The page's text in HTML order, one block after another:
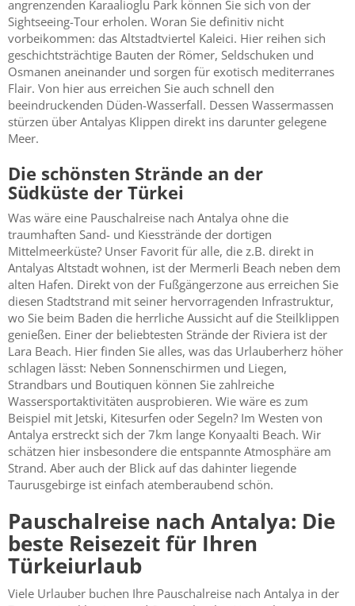
angrenzenden Karaalioglu Park können Sie sich von der
Sightseeing-Tour erholen. Woran Sie definitiv nicht
vorbeikommen: das Altstadtviertel Kaleici. Hier reihen sich
geschichtsträchtige Bauten der Römer, Seldschuken und
Osmanen aneinander und sorgen für exotisch mediterranes
Flair. Von hier aus erreichen Sie auch schnell den
beeindruckenden Düden-Wasserfall. Dessen Wassermassen
stürzen über Antalyas Klippen direkt ins darunter gelegene
Meer.
Die schönsten Strände an der
Südküste der Türkei
Was wäre eine Pauschalreise nach Antalya ohne die
traumhaften Sand- und Kiesstrände der dortigen
Mittelmeerküste? Unser Favorit für alle, die z.B. direkt in
Antalyas Altstadt wohnen, ist der Mermerli Beach neben dem
alten Hafen. Direkt von der Fußgängerzone aus erreichen Sie
diesen Stadtstrand mit seiner hervorragenden Infrastruktur,
wo Sie beim Baden die herrliche Aussicht auf die Steilklippen
genießen. Einer der beliebtesten Strände der Riviera ist der
Lara Beach. Hier finden Sie alles, was das Urlauberherz höher
schlagen lässt: Neben Sonnenschirmen und Liegen,
Strandbars und Boutiquen können Sie zahlreiche
Wassersportaktivitäten ausprobieren. Wie wäre es zum
Beispiel mit Jetski, Kitesurfen oder Segeln? Im Westen von
Antalya erstreckt sich der 7km lange Konyaalti Beach. Wir
schätzen hier insbesondere die entspannte Atmosphäre am
Strand. Aber auch der Blick auf das dahinter liegende
Taurusgebirge ist einfach atemberaubend schön.
Pauschalreise nach Antalya: Die
beste Reisezeit für Ihren
Türkeiurlaub
Viele Urlauber buchen Ihre Pauschalreise nach Antalya in der